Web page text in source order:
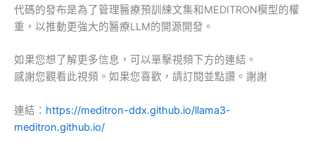
代碼的發布是為了管理醫療預訓練文集和MEDITRON模型的權
重，以推動更強大的醫療LLM的開源開發。
如果您想了解更多信息，可以單擊視頻下方的連結。
感謝您觀看此視頻。如果您喜歡，請訂閱並點讚。謝謝
連結： https://meditron-ddx.github.io/llama3-
meditron.github.io/